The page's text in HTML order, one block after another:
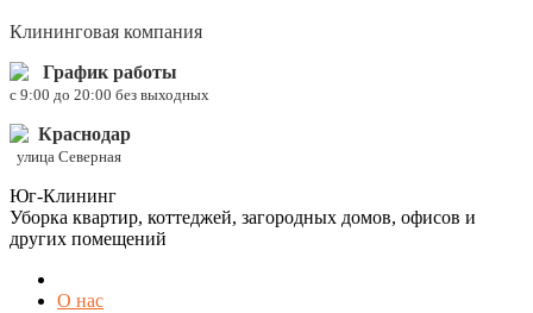
Клининговая компания
График работы
c 9:00 до 20:00 без выходных
Краснодар
улица Северная
Юг-Клининг
Уборка квартир, коттеджей, загородных домов, офисов и
других помещений
О нас